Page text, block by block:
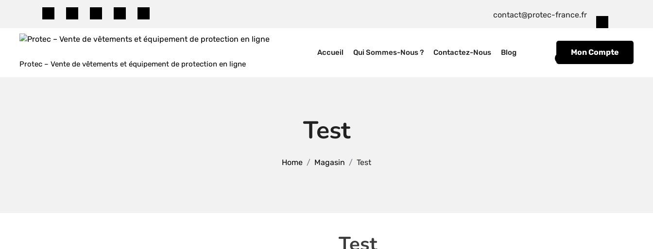
contact@protec-france.fr
Protec – Vente de vêtements et équipement de protection en ligne
Accueil Qui Sommes-Nous ? Contactez-Nous Blog Mon Compte
Test
Home Magasin Test